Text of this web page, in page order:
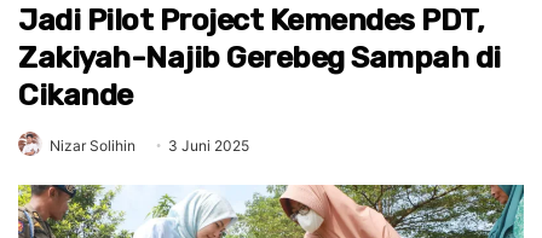
Jadi Pilot Project Kemendes PDT,
Zakiyah-Najib Gerebeg Sampah di
Cikande
Nizar Solihin 3 Juni 2025